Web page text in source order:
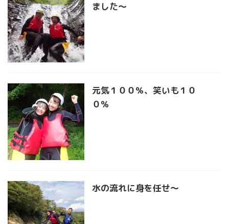
ました〜
元気１００％、笑いも１０
０％
水の流れに身を任せ〜